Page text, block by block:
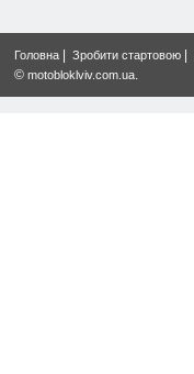
Головна Зробити стартовою
© motobloklviv.com.ua.